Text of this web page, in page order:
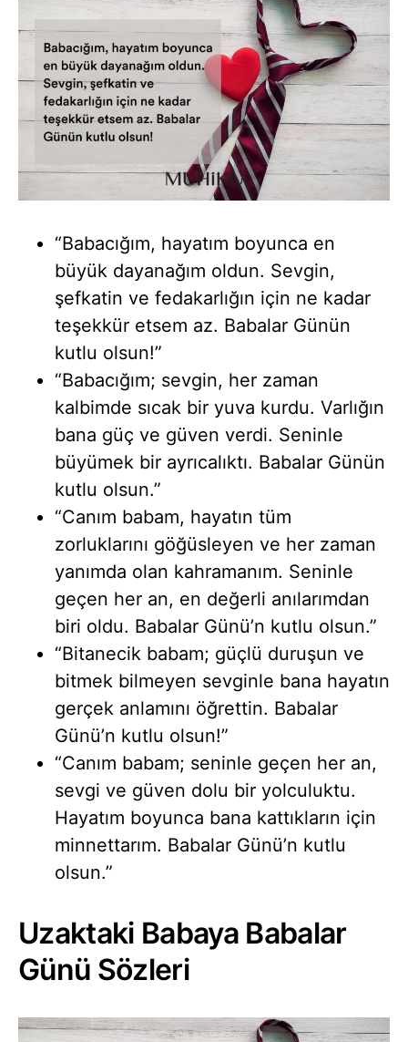
“Babacığım, hayatım boyunca en
büyük dayanağım oldun. Sevgin,
şefkatin ve fedakarlığın için ne kadar
teşekkür etsem az. Babalar Günün
kutlu olsun!”
“Babacığım; sevgin, her zaman
kalbimde sıcak bir yuva kurdu. Varlığın
bana güç ve güven verdi. Seninle
büyümek bir ayrıcalıktı. Babalar Günün
kutlu olsun.”
“Canım babam, hayatın tüm
zorluklarını göğüsleyen ve her zaman
yanımda olan kahramanım. Seninle
geçen her an, en değerli anılarımdan
biri oldu. Babalar Günü’n kutlu olsun.”
“Bitanecik babam; güçlü duruşun ve
bitmek bilmeyen sevginle bana hayatın
gerçek anlamını öğrettin. Babalar
Günü’n kutlu olsun!”
“Canım babam; seninle geçen her an,
sevgi ve güven dolu bir yolculuktu.
Hayatım boyunca bana kattıkların için
minnettarım. Babalar Günü’n kutlu
olsun.”
Uzaktaki Babaya Babalar
Günü Sözleri